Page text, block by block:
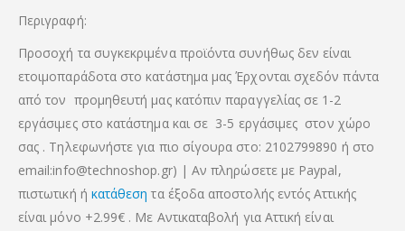
Περιγραφή:
Προσοχή τα συγκεκριμένα προϊόντα συνήθως δεν είναι
ετοιμοπαράδοτα στο κατάστημα μας Έρχονται σχεδόν πάντα
από τον προμηθευτή μας κατόπιν παραγγελίας σε 1-2
εργάσιμες στο κατάστημα και σε 3-5 εργάσιμες στον χώρο
σας . Τηλεφωνήστε για πιο σίγουρα στο: 2102799890 ή στο
email:info@technoshop.gr) | Αν πληρώσετε με Paypal,
πιστωτική ή κατάθεση τα έξοδα αποστολής εντός Αττικής
είναι μόνο +2.99€ . Με Αντικαταβολή για Αττική είναι